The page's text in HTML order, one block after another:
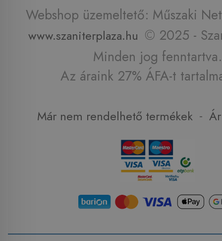
Webshop üzemeltető: Műszaki
www.szaniterplaza.hu © 2025 -
Minden jog fenntartva.
Az áraink 27% ÁFA-t
Már nem rendelhető termékek -